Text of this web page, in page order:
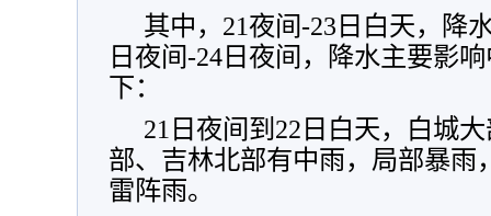
其中，21夜间-23日白天，降
日夜间-24日夜间，降水主要影
下：
21日夜间到22日白天，白城
部、吉林北部有中雨，局部暴雨
雷阵雨。